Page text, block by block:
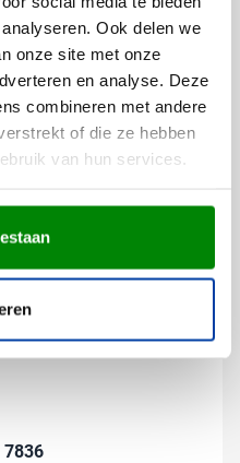
Ook delen we
onze site met onze
en analyse. Deze
combineren met andere
of die ze hebben
van hun services.
wasstraten en
uitstekende manier
doelgroep die je
van je
eruitziet op deze
kunt verwachten. Neem
informatie over
uitvoering van jouw
7836